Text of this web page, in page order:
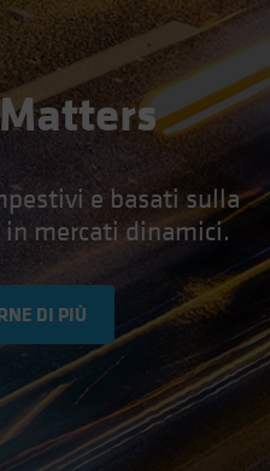
e basati sulla
mercati dinamici.
DI PIÙ